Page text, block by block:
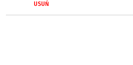
USUŃ